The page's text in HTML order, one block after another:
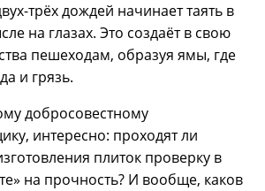
трёх дождей начинает таять в
на глазах. Это создаёт в свою
пешеходам, образуя ямы, где
и грязь.
добросовестному
интересно: проходят ли
плиток проверку в
на прочность? И вообще, каков